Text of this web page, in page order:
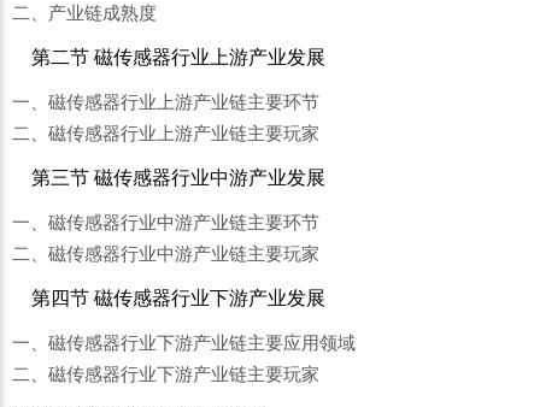
二、产业链成熟度
第二节 磁传感器行业上游产业发展
一、磁传感器行业上游产业链主要环节
二、磁传感器行业上游产业链主要玩家
第三节 磁传感器行业中游产业发展
一、磁传感器行业中游产业链主要环节
二、磁传感器行业中游产业链主要玩家
第四节 磁传感器行业下游产业发展
一、磁传感器行业下游产业链主要应用领域
二、磁传感器行业下游产业链主要玩家